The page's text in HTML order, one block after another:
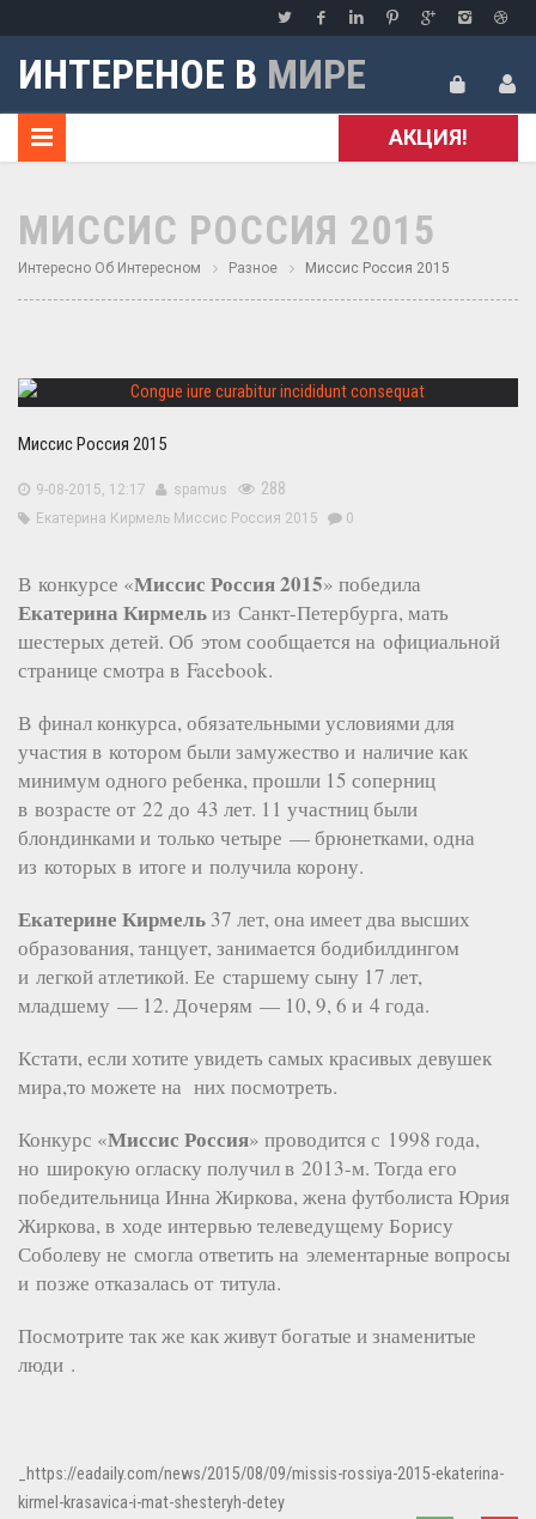
ИНТЕРЕНОЕ В МИРЕ
АКЦИЯ!
МИССИС РОССИЯ 2015
Интересно Об Интересном Разное Миссис Россия 2015
Миссис Россия 2015
9-08-2015, 12:17 spamus 288
Екатерина Кирмель Миссис Россия 2015 0
В конкурсе «Миссис Россия 2015» победила
Екатерина Кирмельиз Санкт-Петербурга, мать
шестерых детей. Об этом сообщается на официальной
странице смотра в Facebook.
В финал конкурса, обязательными условиями для
участия в котором были замужество и наличие как
минимум одного ребенка, прошли 15 соперниц
в возрасте от 22 до 43 лет. 11 участниц были
блондинками и только четыре — брюнетками, одна
из которых в итоге и получила корону.
Екатерине Кирмель 37 лет, она имеет два высших
образования, танцует, занимается бодибилдингом
и легкой атлетикой. Ее старшему сыну 17 лет,
младшему — 12. Дочерям — 10, 9, 6 и 4 года.
Кстати, если хотите увидеть самых красивых девушек
мира,то можете на них посмотреть.
Конкурс «Миссис Россия» проводится с 1998 года,
но широкую огласку получил в 2013-м. Тогда его
победительница Инна Жиркова, жена футболиста Юрия
Жиркова, в ходе интервью телеведущему Борису
Соболеву не смогла ответить на элементарные вопросы
и позже отказалась от титула.
Посмотрите так же как живут богатые и знаменитые
люди .
_https://eadaily.com/news/2015/08/09/missis-rossiya-2015-ekaterina-
kirmel-krasavica-i-mat-shesteryh-detey